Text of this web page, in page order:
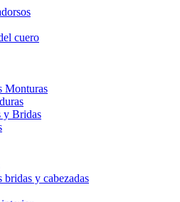
cuero
Monturas
y Bridas
bridas y cabezadas